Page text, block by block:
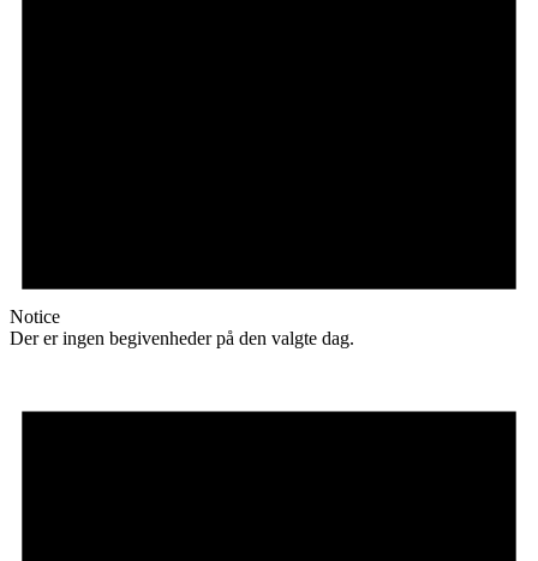
Notice
Der er ingen begivenheder på den valgte dag.